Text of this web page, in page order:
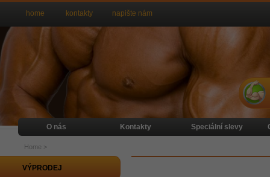
VÝPRODEJ
home kontakty napište nám
O nás Kontakty Speciální slevy
Home >